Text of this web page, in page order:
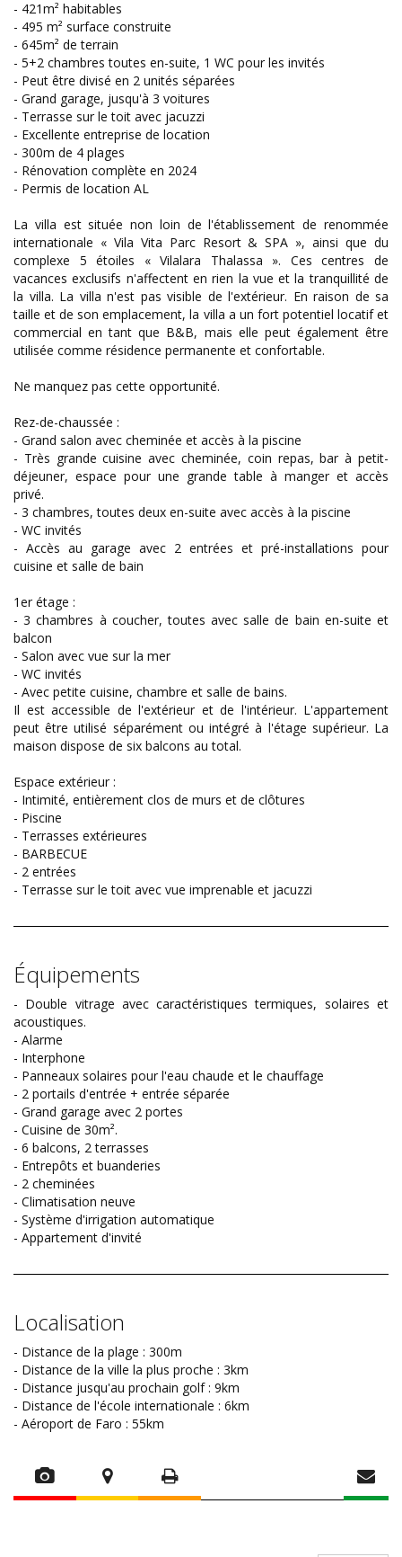
- 421m² habitables
- 495 m² surface construite
- 645m² de terrain
- 5+2 chambres toutes en-suite, 1 WC pour les invités
- Peut être divisé en 2 unités séparées
- Grand garage, jusqu'à 3 voitures
- Terrasse sur le toit avec jacuzzi
- Excellente entreprise de location
- 300m de 4 plages
- Rénovation complète en 2024
- Permis de location AL
La villa est située non loin de l'établissement de renommée
internationale « Vila Vita Parc Resort & SPA », ainsi que du
complexe 5 étoiles « Vilalara Thalassa ». Ces centres de
vacances exclusifs n'affectent en rien la vue et la tranquillité de
la villa. La villa n'est pas visible de l'extérieur. En raison de sa
taille et de son emplacement, la villa a un fort potentiel locatif et
commercial en tant que B&B, mais elle peut également être
utilisée comme résidence permanente et confortable.
Ne manquez pas cette opportunité.
Rez-de-chaussée :
- Grand salon avec cheminée et accès à la piscine
- Très grande cuisine avec cheminée, coin repas, bar à petit-
déjeuner, espace pour une grande table à manger et accès
privé.
- 3 chambres, toutes deux en-suite avec accès à la piscine
- WC invités
- Accès au garage avec 2 entrées et pré-installations pour
cuisine et salle de bain
1er étage :
- 3 chambres à coucher, toutes avec salle de bain en-suite et
balcon
- Salon avec vue sur la mer
- WC invités
- Avec petite cuisine, chambre et salle de bains.
Il est accessible de l'extérieur et de l'intérieur. L'appartement
peut être utilisé séparément ou intégré à l'étage supérieur. La
maison dispose de six balcons au total.
Espace extérieur :
- Intimité, entièrement clos de murs et de clôtures
- Piscine
- Terrasses extérieures
- BARBECUE
- 2 entrées
- Terrasse sur le toit avec vue imprenable et jacuzzi
Équipements
- Double vitrage avec caractéristiques termiques, solaires et
acoustiques.
- Alarme
- Interphone
- Panneaux solaires pour l'eau chaude et le chauffage
- 2 portails d'entrée + entrée séparée
- Grand garage avec 2 portes
- Cuisine de 30m².
- 6 balcons, 2 terrasses
- Entrepôts et buanderies
- 2 cheminées
- Climatisation neuve
- Système d'irrigation automatique
- Appartement d'invité
Localisation
- Distance de la plage : 300m
- Distance de la ville la plus proche : 3km
- Distance jusqu'au prochain golf : 9km
- Distance de l'école internationale : 6km
- Aéroport de Faro : 55km